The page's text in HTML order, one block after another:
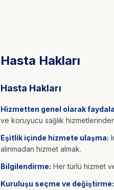
Hasta Hakları
Hasta Hakları
Hizmetten genel olarak
ve koruyucu sağlık
Eşitlik içinde hizmete ulaşma:
alınmadan hizmet almak.
Bilgilendirme: Her türlü hizmet
Kuruluşu seçme ve değiştirme: